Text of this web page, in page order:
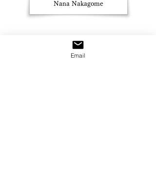
Nana Nakagome
Email